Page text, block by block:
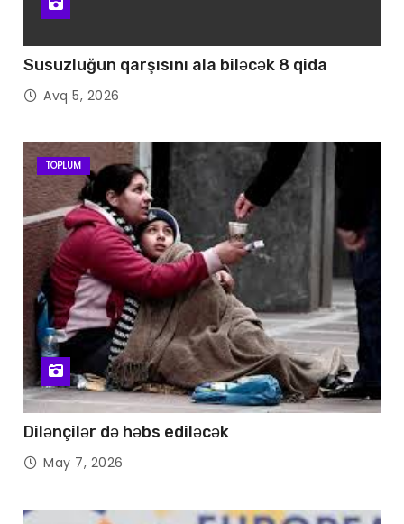
Susuzluğun qarşısını ala biləcək 8 qida
Avq 5, 2026
TOPLUM
Dilənçilər də həbs ediləcək
May 7, 2026